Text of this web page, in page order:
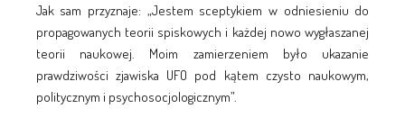
Jak sam przyznaje: „Jestem sceptykiem w odniesieniu do
propagowanych teorii spiskowych i każdej nowo wygłaszanej
teorii naukowej. Moim zamierzeniem było ukazanie
prawdziwości zjawiska UFO pod kątem czysto naukowym,
politycznym i psychosocjologicznym”.